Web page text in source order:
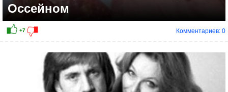
Оссейном
Комментариев: 0